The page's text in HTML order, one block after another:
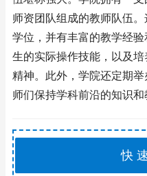
师资团队组成的教师队伍
学位，并有丰富的教学经
生的实际操作技能，以及
精神。此外，学院还定期
师们保持学科前沿的知识和